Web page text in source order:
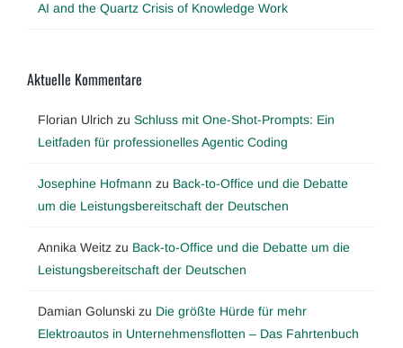
AI and the Quartz Crisis of Knowledge Work
Aktuelle Kommentare
Florian Ulrich zu Schluss mit One-Shot-Prompts: Ein
Leitfaden für professionelles Agentic Coding
Josephine Hofmann zu Back-to-Office und die Debatte
um die Leistungsbereitschaft der Deutschen
Annika Weitz zu Back-to-Office und die Debatte um die
Leistungsbereitschaft der Deutschen
Damian Golunski zu Die größte Hürde für mehr
Elektroautos in Unternehmensflotten – Das Fahrtenbuch